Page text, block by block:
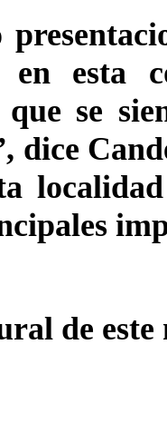
en esta
se
dice
de